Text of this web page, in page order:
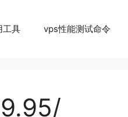
工具 vps性能测试命令